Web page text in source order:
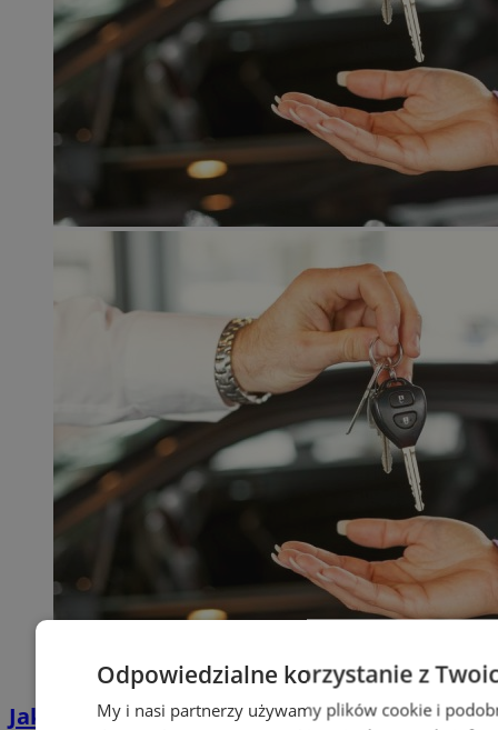
Jakie auta jeżdżą po tyskich, śląskich i
Odpowiedzialne korzystanie z
My i nasi partnerzy używamy plików cookie i